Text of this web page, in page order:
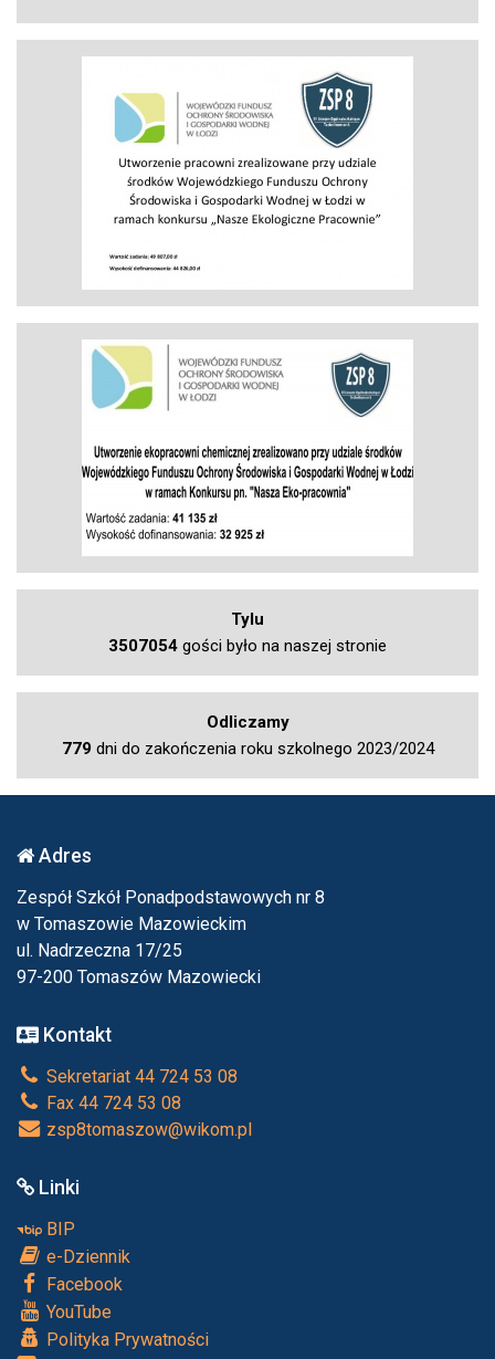
Tylu
3507054 gości było na naszej stronie
Odliczamy
779 dni do zakończenia roku szkolnego 2023/2024
Adres
Zespół Szkół Ponadpodstawowych nr 8
w Tomaszowie Mazowieckim
ul. Nadrzeczna 17/25
97-200 Tomaszów Mazowiecki
Kontakt
Sekretariat 44 724 53 08
Fax 44 724 53 08
zsp8tomaszow@wikom.pl
Linki
BIP
e-Dziennik
Facebook
YouTube
Polityka Prywatności